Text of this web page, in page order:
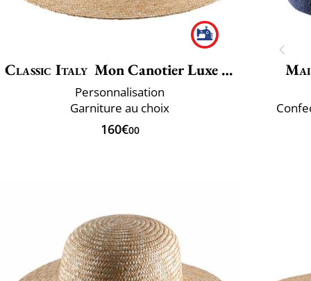
Classic Italy Mon Canotier Luxe Large
Personnalisation
Garniture au choix
160€00